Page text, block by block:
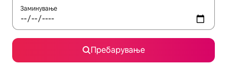
Заминување
Пребарување